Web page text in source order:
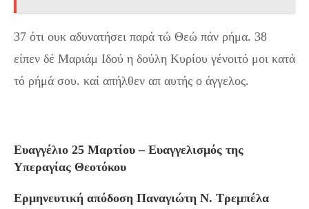
37 ότι ουκ αδυνατήσει παρά τώ Θεώ πάν ρήμα. 38
είπεν δέ Μαριάμ Ιδού η δούλη Κυρίου γένοιτό μοι κατά
τό ρήμά σου. καί απήλθεν απ αυτής ο άγγελος.
Ευαγγέλιο 25 Μαρτίου – Ευαγγελισμός της
Υπεραγίας Θεοτόκου
Ερμηνευτική απόδοση Παναγιώτη Ν. Τρεμπέλα